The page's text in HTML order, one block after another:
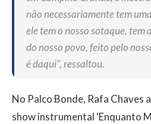
não necessariamente tem
ele tem o nosso sotaque, tem
do nosso povo, feito pelo
é daqui”, ressaltou.
No Palco Bonde, Rafa Chaves
show instrumental ‘Enquanto